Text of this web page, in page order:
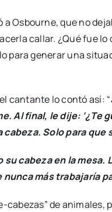
Osbourne, que no
callar. ¿Qué fue lo
para generar una
cantante lo contó así: “
Al final, le dije: ‘¿Te
Solo para que
cabeza en la mesa.
más trabajaría
de animales,